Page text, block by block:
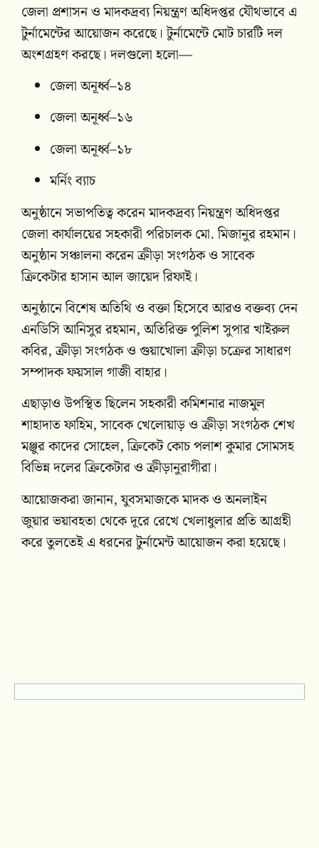
জেলা প্রশাসন ও মাদকদ্রব্য নিয়ন্ত্রণ অধিদপ্তর যৌথভাবে এ
টুর্নামেন্টের আয়োজন করেছে। টুর্নামেন্টে মোট চারটি দল
অংশগ্রহণ করছে। দলগুলো হলো—
জেলা অনূর্ধ্ব–১৪
জেলা অনূর্ধ্ব–১৬
জেলা অনূর্ধ্ব–১৮
মর্নিং ব্যাচ
অনুষ্ঠানে সভাপতিত্ব করেন মাদকদ্রব্য নিয়ন্ত্রণ অধিদপ্তর
জেলা কার্যালয়ের সহকারী পরিচালক মো. মিজানুর রহমান।
অনুষ্ঠান সঞ্চালনা করেন ক্রীড়া সংগঠক ও সাবেক
ক্রিকেটার হাসান আল জায়েদ রিফাই।
অনুষ্ঠানে বিশেষ অতিথি ও বক্তা হিসেবে আরও বক্তব্য দেন
এনডিসি আনিসুর রহমান, অতিরিক্ত পুলিশ সুপার খাইরুল
কবির, ক্রীড়া সংগঠক ও গুয়াখোলা ক্রীড়া চক্রের সাধারণ
সম্পাদক ফয়সাল গাজী বাহার।
এছাড়াও উপস্থিত ছিলেন সহকারী কমিশনার নাজমুল
শাহাদাত ফাহিম, সাবেক খেলোয়াড় ও ক্রীড়া সংগঠক শেখ
মঞ্জুর কাদের সোহেল, ক্রিকেট কোচ পলাশ কুমার সোমসহ
বিভিন্ন দলের ক্রিকেটার ও ক্রীড়ানুরাগীরা।
আয়োজকরা জানান, যুবসমাজকে মাদক ও অনলাইন
জুয়ার ভয়াবহতা থেকে দূরে রেখে খেলাধুলার প্রতি আগ্রহী
করে তুলতেই এ ধরনের টুর্নামেন্ট আয়োজন করা হয়েছে।